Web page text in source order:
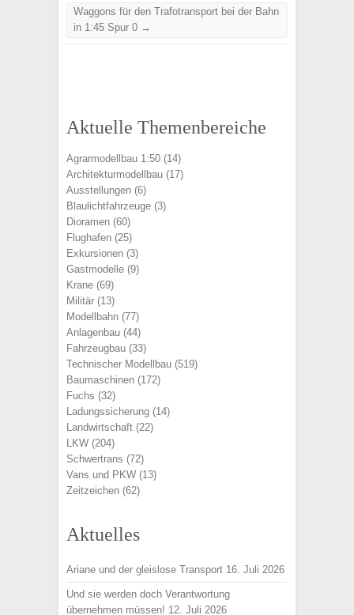
Waggons für den Trafotransport bei der Bahn
in 1:45 Spur 0 →
Aktuelle Themenbereiche
Agrarmodellbau 1:50 (14)
Architekturmodellbau (17)
Ausstellungen (6)
Blaulichtfahrzeuge (3)
Dioramen (60)
Flughafen (25)
Exkursionen (3)
Gastmodelle (9)
Krane (69)
Militär (13)
Modellbahn (77)
Anlagenbau (44)
Fahrzeugbau (33)
Technischer Modellbau (519)
Baumaschinen (172)
Fuchs (32)
Ladungssicherung (14)
Landwirtschaft (22)
LKW (204)
Schwertrans (72)
Vans und PKW (13)
Zeitzeichen (62)
Aktuelles
Ariane und der gleislose Transport 16. Juli 2026
Und sie werden doch Verantwortung
übernehmen müssen! 12. Juli 2026